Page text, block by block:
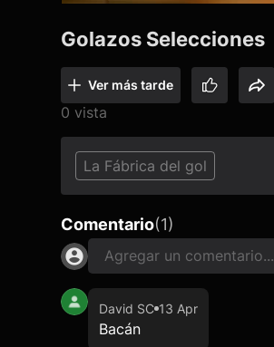
Golazos Selecciones
Ver más tarde
0 vista
La Fábrica del gol
Comentario(1)
Agregar un comentario...
David SC 13 Apr
Bacán